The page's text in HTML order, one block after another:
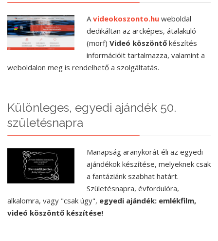
Avideokoszonto.huweboldal
dedikáltan az arcképes, átalakuló
(morf) Videó köszöntőkészítés
információit tartalmazza, valamint a
weboldalon meg is rendelhető a szolgáltatás.
Különleges, egyedi ajándék 50.
születésnapra
Manapság aranykorát éli az egyedi
ajándékok készítése, melyeknek csak
a fantáziánk szabhat határt.
Születésnapra, évfordulóra,
alkalomra, vagy "csak úgy", egyedi ajándék: emlékfilm,
videó köszöntő készítése!